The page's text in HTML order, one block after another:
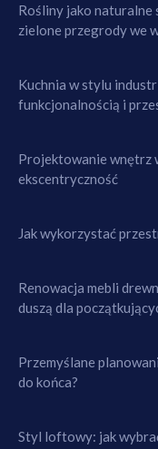
Rośliny jako
zielone przegrody we
Kuchnia w stylu
funkcjonalnością i
Projektowanie wnętrz
ekscentryczność
Jak wykorzystać
Renowacja mebli
duszą dla
Przemyślane
do końca?
Styl loftowy: jak